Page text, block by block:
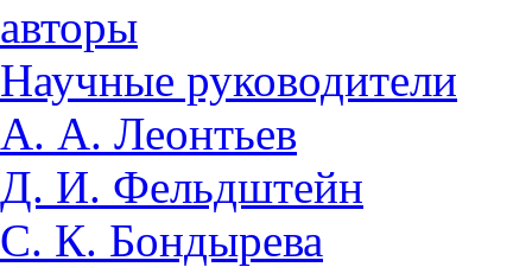
авторы
Научные руководители
А. А. Леонтьев
Д. И. Фельдштейн
С. К. Бондырева